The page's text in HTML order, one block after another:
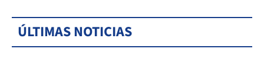
ÚLTIMAS NOTICIAS